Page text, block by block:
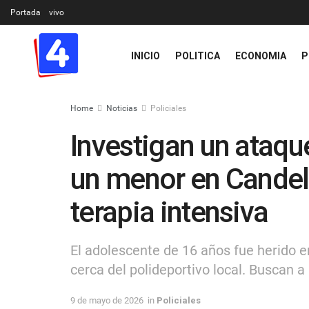
Portada vivo
INICIO POLITICA ECONOMIA
Home Noticias Policiales
Investigan un
un menor en
terapia intensiva
El adolescente de 16 años fue herido
cerca del polideportivo local. Buscan
9 de mayo de 2026 in Policiales